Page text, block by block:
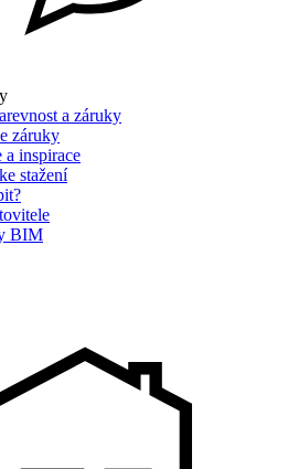
a záruky
záruky
a inspirace
stažení
BIM